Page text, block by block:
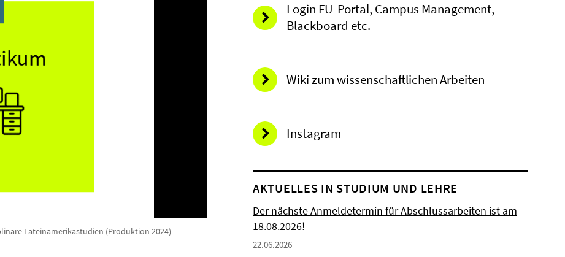
Lateinamerikastudien (Produktion 2024)
Login FU-Portal, Campus Management,
Blackboard etc.
Wiki zum wissenschaftlichen Arbeiten
Instagram
AKTUELLES IN STUDIUM UND LEHRE
Der nächste Anmeldetermin für Abschlussarbeiten ist am
18.08.2026!
22.06.2026